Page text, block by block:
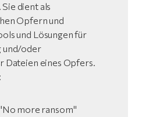
dient als
Opfern und
und Lösungen für
und/oder
Dateien eines Opfers.
more ransom"